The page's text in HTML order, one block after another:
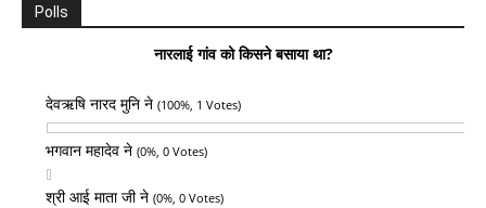
Polls
नारलाई गांव को किसने बसाया था?
देवऋषि नारद मुनि ने (100%, 1 Votes)
भगवान महादेव ने (0%, 0 Votes)
श्री आई माता जी ने (0%, 0 Votes)